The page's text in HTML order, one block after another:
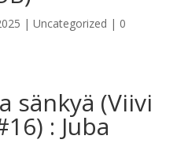
| Uncategorized | 0
sänkyä (Viivi
: Juba